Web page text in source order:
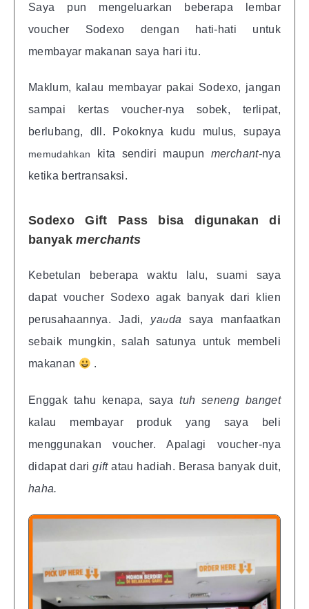
Saya pun mengeluarkan beberapa lembar
voucher Sodexo dengan hati-hati untuk
membayar makanan saya hari itu.
Maklum, kalau membayar pakai Sodexo, jangan
sampai kertas voucher-nya sobek, terlipat,
berlubang, dll. Pokoknya kudu mulus, supaya
memudahkan kita sendiri maupun merchant-nya
ketika bertransaksi.
Sodexo Gift Pass bisa digunakan di
banyakmerchants
Kebetulan beberapa waktu lalu, suami saya
dapat voucher Sodexo agak banyak dari klien
perusahaannya. Jadi, yaudasaya manfaatkan
sebaik mungkin, salah satunya untuk membeli
makanan
.
Enggak tahu kenapa, sayatuh seneng banget
kalau membayar produk yang saya beli
menggunakan voucher. Apalagi voucher-nya
didapat darigiftatau hadiah. Berasa banyak duit,
haha.